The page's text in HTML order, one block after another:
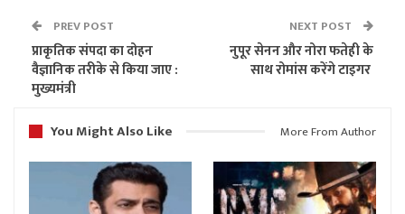
PREV POST
प्राकृतिक संपदा का दोहन
वैज्ञानिक तरीके से किया जाए :
मुख्यमंत्री
NEXT POST
नुपूर सेनन और नोरा फतेही के
साथ रोमांस करेंगे टाइगर
You Might Also Like More From Author